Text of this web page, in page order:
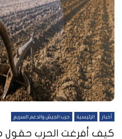
أخبار الرئيسية حرب الجيش والدعم السريع
كيف أفرغت الحرب حقول